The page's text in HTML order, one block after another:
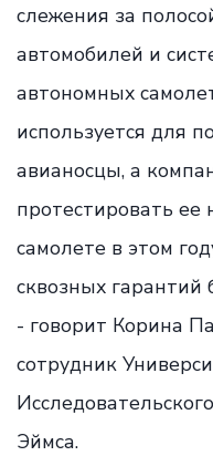
слежения за
автомобилей и
автономных
используется для
авианосцы, а
протестировать ее
самолете в этом
сквозных гарантий
- говорит Корина
сотрудник
Эймса.